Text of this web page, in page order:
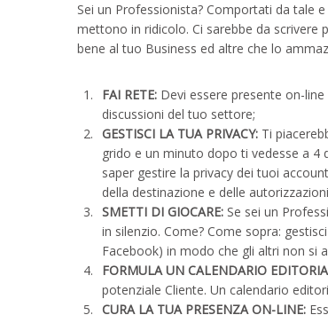
Sei un Professionista? Comportati da tale
mettono in ridicolo. Ci sarebbe da
bene al tuo Business ed altre che lo
FAI RETE: Devi essere presente on-
discussioni del tuo settore;
GESTISCI LA TUA PRIVACY: Ti
grido e un minuto dopo ti vedesse a 4
saper gestire la privacy dei tuoi
della destinazione e delle
SMETTI DI GIOCARE: Se sei un
in silenzio. Come? Come sopra:
Facebook) in modo che gli altri non si
FORMULA UN CALENDARIO
potenziale Cliente. Un calendario
CURA LA TUA PRESENZA ON-LINE: